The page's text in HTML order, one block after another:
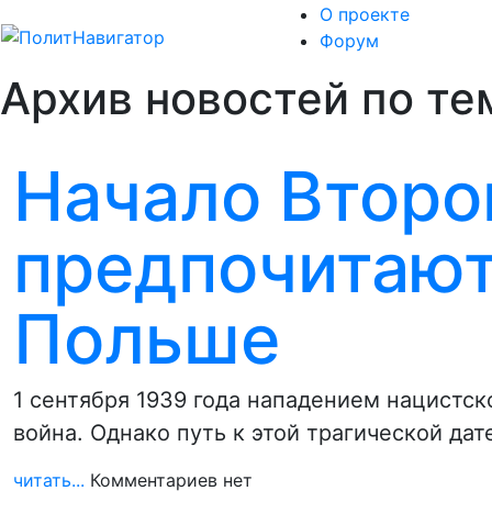
О проекте
Форум
Архив новостей по
Начало
Польше
1 сентября 1939 года нападением
война. Однако путь к этой трагической
читать... Комментариев нет